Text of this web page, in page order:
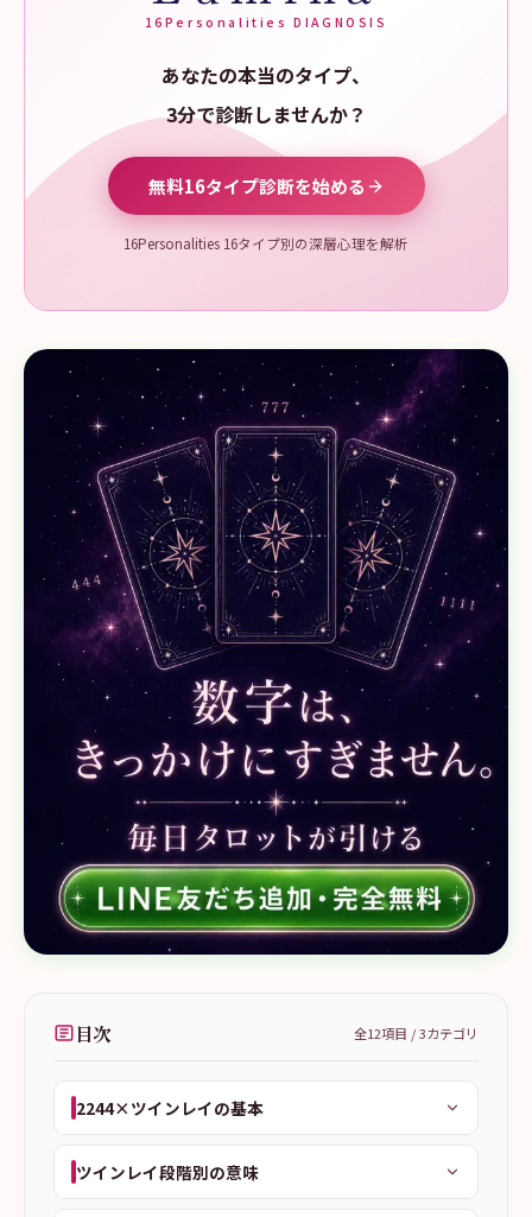
16Personalities DIAGNOSIS
あなたの本当のタイプ、
3分で診断しませんか？
無料16タイプ診断を始める
16Personalities 16タイプ別の深層心理を解析
目次 全12項目 /3カテゴリ
2244×ツインレイの基本
ツインレイ段階別の意味